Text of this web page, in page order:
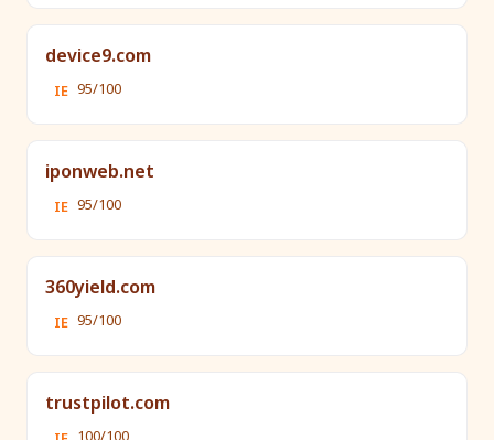
device9.com
IE 95/100
iponweb.net
IE 95/100
360yield.com
IE 95/100
trustpilot.com